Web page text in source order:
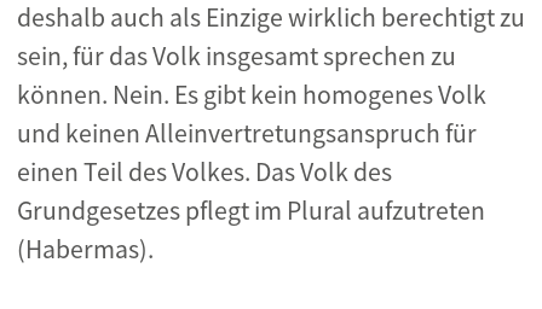
deshalb auch als Einzige wirklich berechtigt zu
sein, für das Volk insgesamt sprechen zu
können. Nein. Es gibt kein homogenes Volk
und keinen Alleinvertretungsanspruch für
einen Teil des Volkes. Das Volk des
Grundgesetzes pflegt im Plural aufzutreten
(Habermas).